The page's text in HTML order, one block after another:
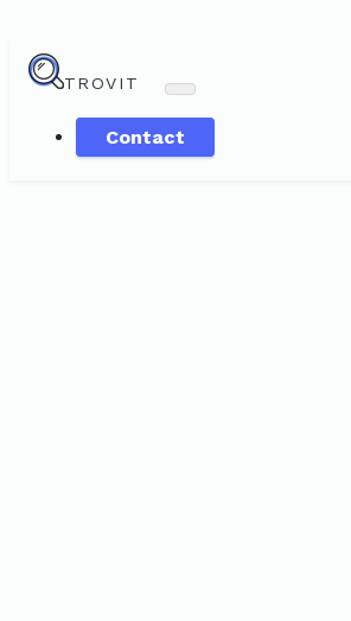
TROVIT
Contact